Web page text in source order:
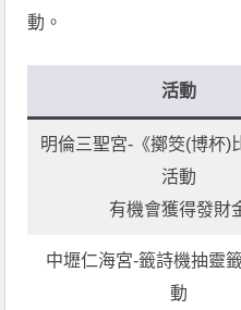
動。
活動
明倫三聖宮-《擲筊(博杯)
活動
有機會獲得發財
中壢仁海宮-籤詩機抽靈
動